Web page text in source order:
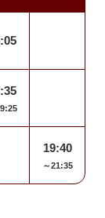
19:40
～21:35